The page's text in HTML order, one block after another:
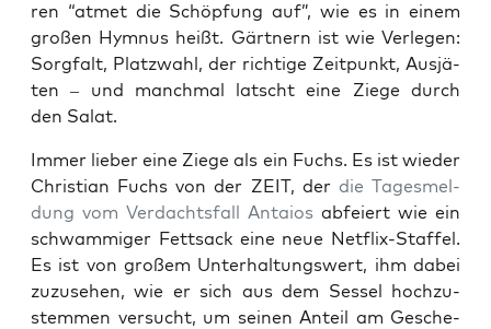
ren “atmet die Schöp­fung auf”, wie es in einem
gro­ßen Hym­nus heißt. Gärt­nern ist wie Ver­le­gen:
Sorg­falt, Platz­wahl, der rich­ti­ge Zeit­punkt, Aus­jä­
ten – und manch­mal latscht eine Zie­ge durch
den Salat.
Immer lie­ber eine Zie­ge als ein Fuchs. Es ist wie­der
Chris­ti­an Fuchs von der ZEIT, der die Tages­mel­
dung vom Ver­dachts­fall Antai­os abfei­ert wie ein
schwam­mi­ger Fett­sack eine neue Net­flix-Staf­fel.
Es ist von gro­ßem Unter­hal­tungs­wert, ihm dabei
zuzu­se­hen, wie er sich aus dem Ses­sel hoch­zu­
stem­men ver­sucht, um sei­nen Anteil am Gesche­